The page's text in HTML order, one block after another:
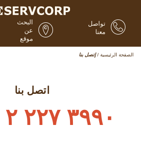
البحث
عن
موقع
تواصل
معنا
الصفحة الرئيسية / إتصل بنا
اتصل بنا
٣٩٩٠ ٢٢٧ ٢ ٩٦٥+